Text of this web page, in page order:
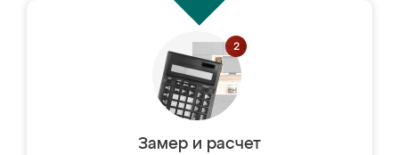
Замер и расчет